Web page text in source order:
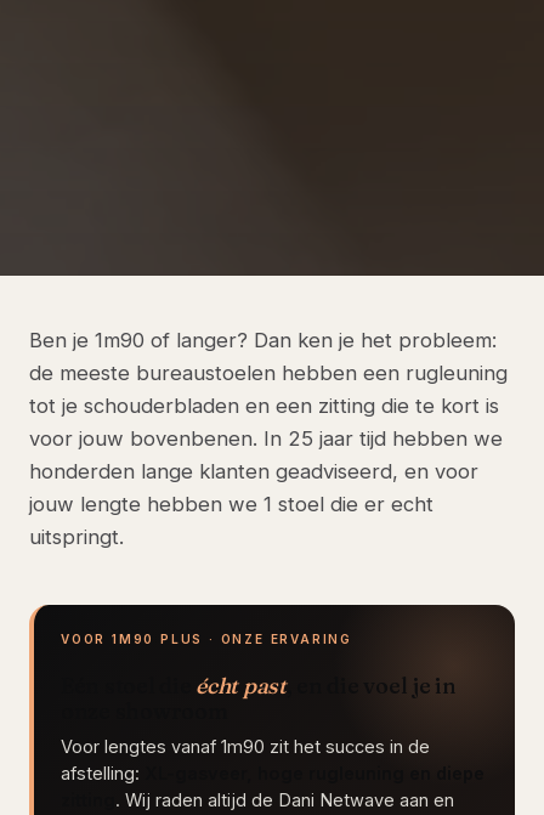
Ben je 1m90 of langer? Dan ken je het probleem:
de meeste bureaustoelen hebben een rugleuning
tot je schouderbladen en een zitting die te kort is
voor jouw bovenbenen. In 25 jaar tijd hebben we
honderden lange klanten geadviseerd, en voor
jouw lengte hebben we 1 stoel die er echt
uitspringt.
VOOR 1M90 PLUS · ONZE ERVARING
écht past, en die voel je in
Voor lengtes vanaf 1m90 zit het succes in de
afstelling:
. Wij raden altijd de Dani Netwave aan en